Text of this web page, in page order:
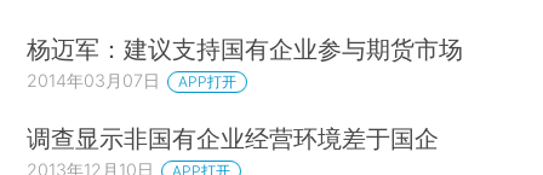
杨迈军：建议支持国有企业参与期货市场
2014年03月07日 APP打开
调查显示非国有企业经营环境差于国企
2013年12月10日 APP打开